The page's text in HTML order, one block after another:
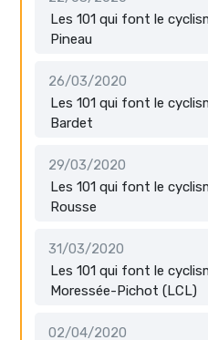
Les 101 qui font le
Pineau
26/03/2020
Les 101 qui font le
Bardet
29/03/2020
Les 101 qui font le
Rousse
31/03/2020
Les 101 qui font le
Moressée-Pichot (LCL)
02/04/2020